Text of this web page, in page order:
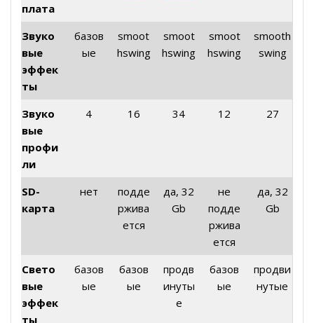
плата
Звуко
вые
эффек
ты
базов
ые
smoot
hswing
smoot
hswing
smoot
hswing
smooth
swing
Звуко
вые
профи
ли
4 16 34 12 27
SD-
карта
нет
подде
ржива
ется
да, 32
Gb
не
подде
ржива
ется
да, 32
Gb
Свето
вые
эффек
ты
базов
ые
базов
ые
продв
инуты
е
базов
ые
продви
нутые